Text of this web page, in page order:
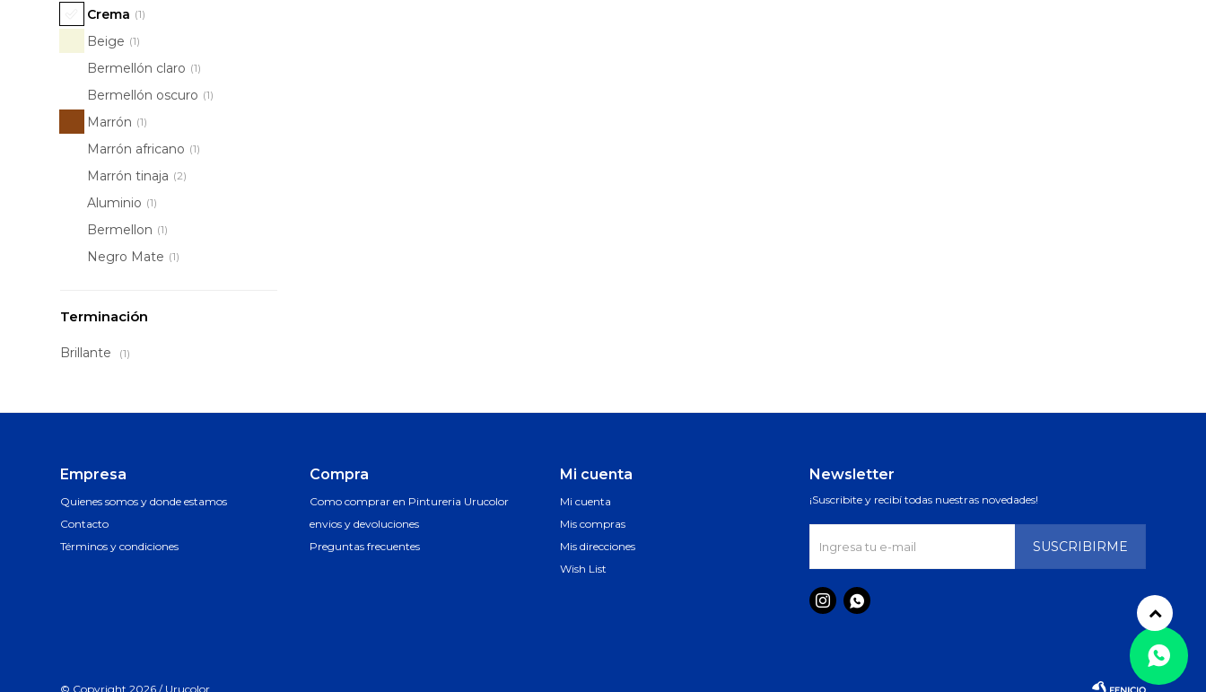
Crema (1)
Beige (1)
Bermellón claro (1)
Bermellón oscuro (1)
Marrón (1)
Marrón africano (1)
Marrón tinaja (2)
Aluminio (1)
Bermellon (1)
Negro Mate (1)
Terminación
Brillante (1)
Empresa
Quienes somos y donde estamos
Contacto
Términos y condiciones
Compra
Como comprar en Pintureria Urucolor
envios y devoluciones
Preguntas frecuentes
Mi cuenta
Mi cuenta
Mis compras
Mis direcciones
Wish List
Newsletter
¡Suscribite y recibí todas nuestras novedades!
SUSCRIBIRME
 
© Copyright 2026 / Urucolor